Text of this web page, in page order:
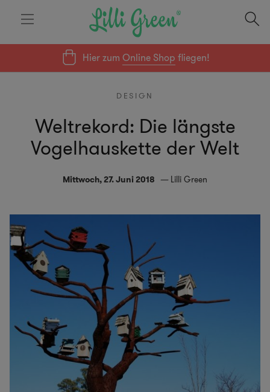
Hier zumOnline Shop fliegen!
DESIGN
Weltrekord: Die längste
Vogelhauskette der Welt
Mittwoch, 27. Juni 2018 Lilli Green